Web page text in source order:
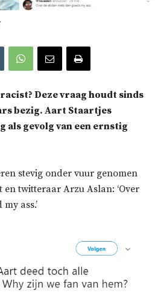
racist? Deze vraag houdt sinds
bezig. Aart Staartjes
als gevolg van een ernstig
stevig onder vuur genomen
twitteraar Arzu Aslan: ‘Over
ass.’